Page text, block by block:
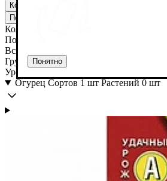
Понятно
Кол-во
Повторить
Кол-во
Посев
Всходы
Грунт
Урожай
Огурец Сортов 1 шт Растений 0 шт